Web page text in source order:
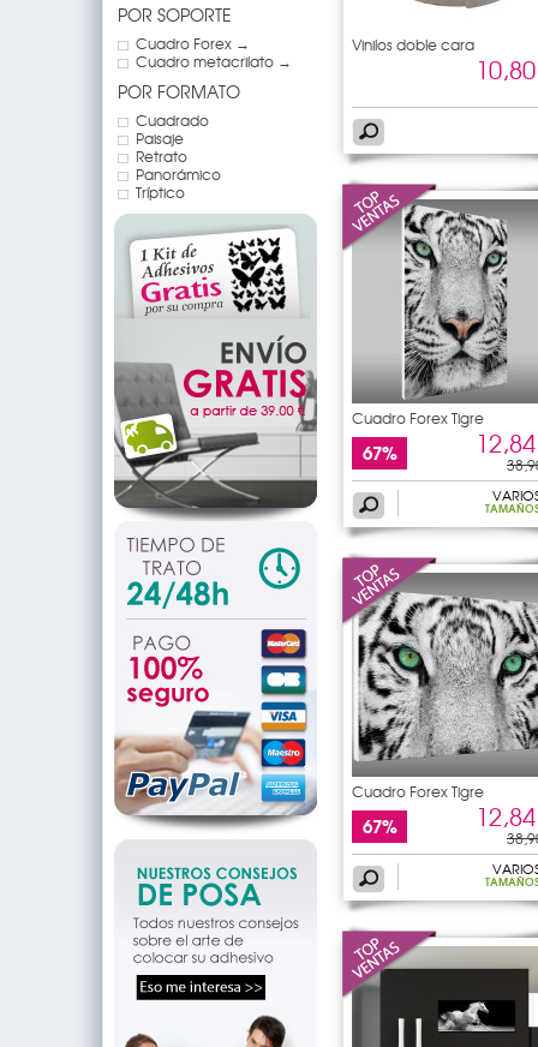
POR SOPORTE
Cuadro Forex →
Cuadro metacrilato →
POR FORMATO
Cuadrado
Paisaje
Retrato
Panorámico
Tríptico
Vinilos doble cara
Cuadro Forex Tigre
67%
Cuadro Forex Tigre
67%